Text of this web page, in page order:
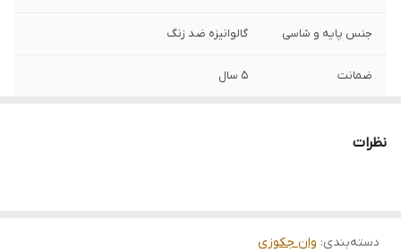
جنس پایه و شاسی گالوانیزه ضد زنگ
ضمانت 5 سال
نظرات
دسته‌بندی: وان جکوزی